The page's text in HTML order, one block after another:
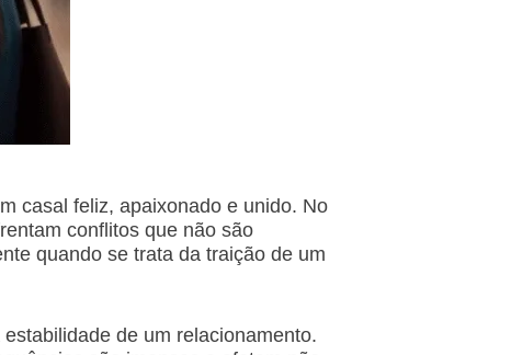
casal feliz, apaixonado e unido. No
conflitos que não são
quando se trata da traição de um
de um relacionamento.